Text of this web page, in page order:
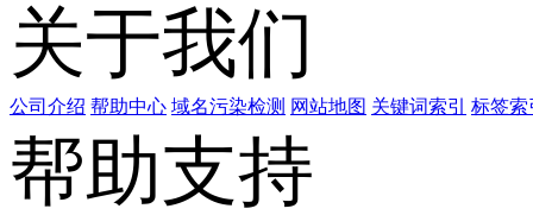
关于我们
公司介绍 帮助中心 域名污染检测 网站地图 关键词索引 标签索
帮助支持